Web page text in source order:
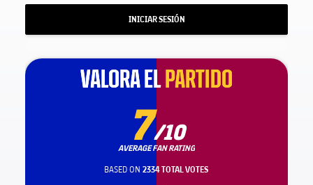
INICIAR SESIÓN
VALORA EL PARTIDO
VALORA EL PARTIDO
7/10
AVERAGE FAN RATING
BASED ON2334 TOTAL VOTES